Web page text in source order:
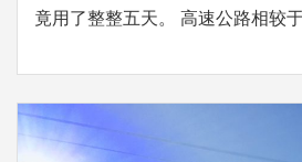
竟用了整整五天。 高速公路相较